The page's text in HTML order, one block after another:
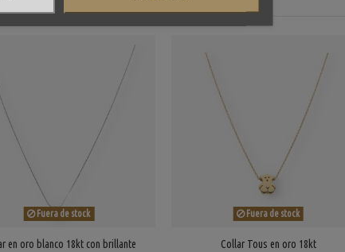
Fuera de stock
en oro blanco 18kt con brillante
Fuera de stock
Collar Tous en oro 18kt